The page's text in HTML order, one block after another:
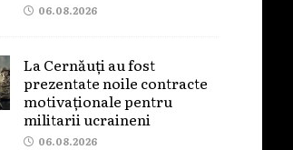
06.08.2026
La Cernăuți au fost
prezentate noile contracte
motivaționale pentru
militarii ucraineni
06.08.2026